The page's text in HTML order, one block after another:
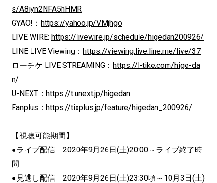
s/A8iyn2NFA5hHMR
GYAO!： https://yahoo.jp/VMjhgo
LIVE WIRE: https://livewire.jp/schedule/higedan200926/
LINE LIVE Viewing： https://viewing.live.line.me/live/37
ローチケ LIVE STREAMING： https://l-tike.com/hige-da
n/
U-NEXT： https://t.unext.jp/higedan
Fanplus： https://tixplus.jp/feature/higedan_200926/
【視聴可能期間】
●ライブ配信 2020年9月26日(土)20:00～ライブ終了時
間
●見逃し配信 2020年9月26日(土)23:30頃～10月3日(土)